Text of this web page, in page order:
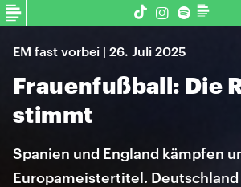
EM fast vorbei | 26. Juli 2025
Frauenfußball: Die
stimmt
Spanien und England kämpfen
Europameistertitel.